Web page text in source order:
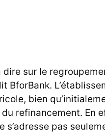
sur le
BforBank.
, bien
refinancement. En
pas